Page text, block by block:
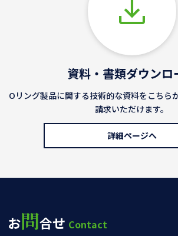
資料・書類ダウンロ
Oリング製品に関する技術的な資料をこちら
請求いただけます。
詳細ページへ
お問合せ Contact